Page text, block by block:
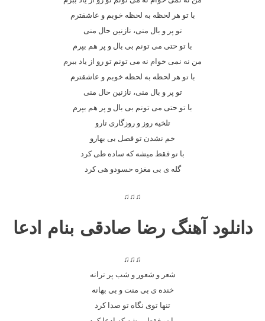
با تو هر لحظه به لحظه خوبم و عاشقترم
تو پر و بال منی، نازنین حال منی
با تو حتی می تونم بی بال و پر هم بپرم
من نه نمی خوام نه می تونم تو رو از یاد ببرم
با تو هر لحظه به لحظه خوبم و عاشقترم
تو پر و بال منی، نازنین حال منی
با تو حتی می تونم بی بال و پر هم بپرم
تلخیه روز و روزگاری تارو
خم نشدن تو فصل بی بهارو
با تو فقط میشه که ساده طی کرد
گله ی بی مغزه حسودو هی کرد
♫♫♫
دانلود آهنگ رضا صادقی بنام ادعا
♫♫♫
شعر و شعور و شب پر ترانه
خنده ی بی منت و بی بهانه
تنها توی نگاه تو صدا کرد